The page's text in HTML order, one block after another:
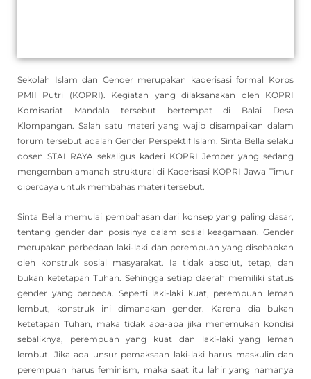
Sekolah Islam dan Gender merupakan kaderisasi formal Korps
PMII Putri (KOPRI). Kegiatan yang dilaksanakan oleh KOPRI
Komisariat Mandala tersebut bertempat di Balai Desa
Klompangan. Salah satu materi yang wajib disampaikan dalam
forum tersebut adalah Gender Perspektif Islam. Sinta Bella selaku
dosen STAI RAYA sekaligus kaderi KOPRI Jember yang sedang
mengemban amanah struktural di Kaderisasi KOPRI Jawa Timur
dipercaya untuk membahas materi tersebut.
Sinta Bella memulai pembahasan dari konsep yang paling dasar,
tentang gender dan posisinya dalam sosial keagamaan. Gender
merupakan perbedaan laki-laki dan perempuan yang disebabkan
oleh konstruk sosial masyarakat. Ia tidak absolut, tetap, dan
bukan ketetapan Tuhan. Sehingga setiap daerah memiliki status
gender yang berbeda. Seperti laki-laki kuat, perempuan lemah
lembut, konstruk ini dimanakan gender. Karena dia bukan
ketetapan Tuhan, maka tidak apa-apa jika menemukan kondisi
sebaliknya, perempuan yang kuat dan laki-laki yang lemah
lembut. Jika ada unsur pemaksaan laki-laki harus maskulin dan
perempuan harus feminism, maka saat itu lahir yang namanya